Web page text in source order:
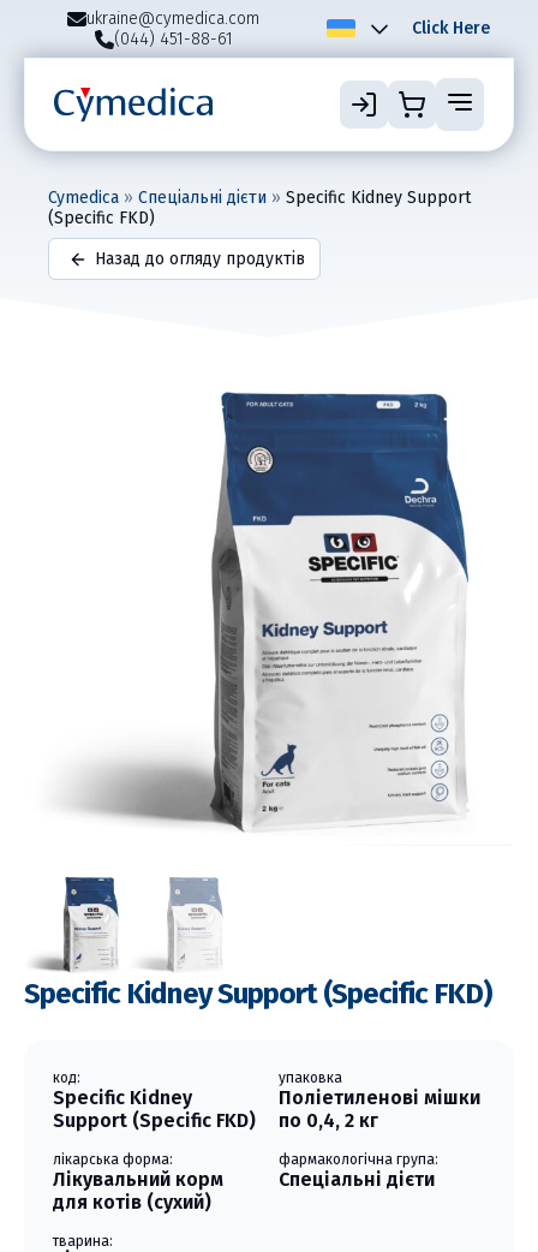
ukraine@cymedica.com
(044) 451-88-61
Click Here
Cymedica » Спеціальні дієти » Specific Kidney Support
(Specific FKD)
Назад до огляду продуктів
Specific Kidney Support (Specific FKD)
код:
Specific Kidney
Support (Specific FKD)
упаковка
Поліетиленові мішки
по 0,4, 2 кг
лікарська форма:
Лікувальний корм
для котів (сухий)
фармакологічна група:
Спеціальні дієти
тварина: